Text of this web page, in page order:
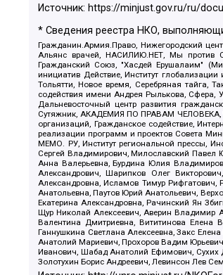
Источник: https://minjust.gov.ru/ru/
* Сведения реестра НКО,
Гражданин.Армия.Право, Нижегородский
Альянс врачей, НАСИЛИЮ.НЕТ, Мы против
Гражданский Союз, "Хасдей Ерушалаим"
инициатив Действие, Институт
Тольятти, Новое время, Серебряная тайга,
содействия имени Андрея Рылькова, Сфера,
Дальневосточный центр развития
Сутяжник, АКАДЕМИЯ ПО ПРАВАМ ЧЕЛОВЕКА,
организаций, Гражданское содействие,
реализации программ и проектов Совета
МЕМО. РУ, Институт региональной прессы,
Сергей Владимирович, Милославский Павел
Анна Валерьевна, Бурдина Юлия
Александрович, Шарипков Олег
Александровна, Исламов Тимур
Анатольевна, Паутов Юрий Анатольевич,
Екатерина Александровна, Рачинский Ян
Щур Николай Алексеевич, Аверин Владимир
Валентина Дмитриевна, Вититинова Елена
Ганнушкина Светлана Алексеевна, Закс
Анатолий Мариевич, Прохоров Вадим
Иванович, Шабад Анатолий Ефимович, Сухих
Золотухин Борис Андреевич, Левинсон Лев